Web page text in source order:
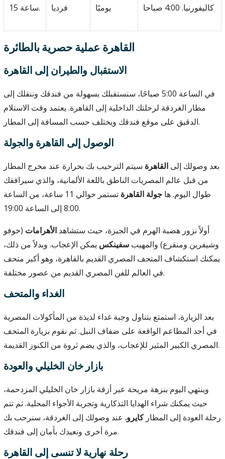
15 ساعة. فرديا يوميًا كاليفورنيا. 4:00 صباحا
القاهرة عملية حصرية بالطائرة
الاستقبال والطيران إلى القاهرة
في الساعة 5:00 صباحًا، سنستقبلك بسهولة من فندقك وننقلك إلى
مطار الغردقة لرحلتك الداخلية إلى القاهرة. يعتمد وقت الاستلام
الدقيق على موقع فندقك ويختلف حسب المسافة إلى المطار.
الوصول إلى القاهرة والجولة
بعد وصولك إلى القاهرة سيتم الترحيب بك بحرارة عند مخرج المطار
من قبل عالم المصريات الناطق باللغة الألمانية، والذي سيرافقك
طوال اليوم. ها جولة القاهرة
تستمر حوالي 11 ساعة، من الساعة
8:00 إلى الساعة 19:00.
أولاً نزور هضبة الهرم في الجيزة، حيث ستشاهد الأهرامات (خوفو
وشيفرين ومنقرع) والمهيب سفينكس يمكن الإعجاب. وبدلاً من ذلك،
يمكنك استكشاف المتحف المصري القديم بالقاهرة، وهو أكبر متحف
في العالم للفن المصري القديم من عصور مختلفة.
الغداء والمتحف
بعد الزيارة، استمتع بتناول وجبة غداء لذيذة من المأكولات المصرية
في أحد المطاعم الواقعة على ضفاف النيل. ثم نقوم بزيارة المتحف
المصري الكبير المثير للإعجاب، والذي يضم ثروة من الكنوز القديمة.
بازار خان الخليلي والعودة
وينتهي اليوم بنزهة مريحة عبر أزقة بازار خان الخليلي المزدحمة،
حيث يمكنك شراء الهدايا التذكارية وتجربة الأجواء المحلية. ثم تتم
رحلة العودة إلى المطاركايرو. عند وصولك إلى الغردقة، سنرحب بك
مرة أخرى ونعيدك بأمان إلى فندقك.
رحلة نهارية لا تنسى إلى القاهرة